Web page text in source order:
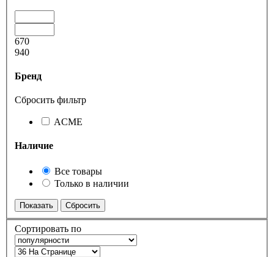
670
940
Бренд
Сбросить фильтр
ACME
Наличие
Все товары
Только в наличии
Сортировать по